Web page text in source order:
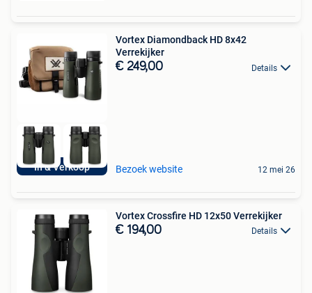
In & Verkoop
Vortex Diamondback HD 8x42
Verrekijker
€ 249,00 Details
Bezoek website 12 mei 26
Vortex Crossfire HD 12x50 Verrekijker
€ 194,00 Details